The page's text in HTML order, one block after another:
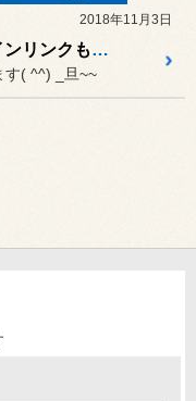
2018年11月3日
～モトGP第16戦inツインリンクもてぎ その2～
す( ^^) _旦~~